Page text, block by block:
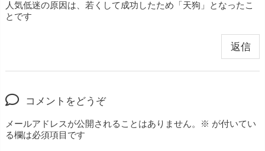
人気低迷の原因は、若くして成功したため「天狗」となったこ
とです
返信
コメントをどうぞ
メールアドレスが公開されることはありません。 ※ が付いてい
る欄は必須項目です